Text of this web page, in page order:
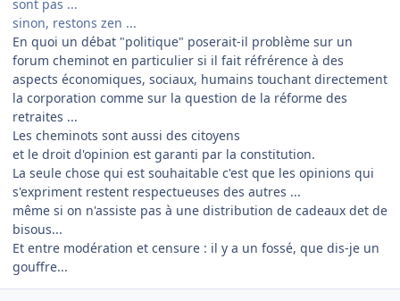
sont pas ...
sinon, restons zen ...
En quoi un débat "politique" poserait-il problème sur un
forum cheminot en particulier si il fait réfrérence à des
aspects économiques, sociaux, humains touchant directement
la corporation comme sur la question de la réforme des
retraites ...
Les cheminots sont aussi des citoyens
et le droit d'opinion est garanti par la constitution.
La seule chose qui est souhaitable c'est que les opinions qui
s'expriment restent respectueuses des autres ...
même si on n'assiste pas à une distribution de cadeaux det de
bisous...
Et entre modération et censure : il y a un fossé, que dis-je un
gouffre...